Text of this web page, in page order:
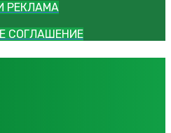
РЕКЛАМА
СОГЛАШЕНИЕ